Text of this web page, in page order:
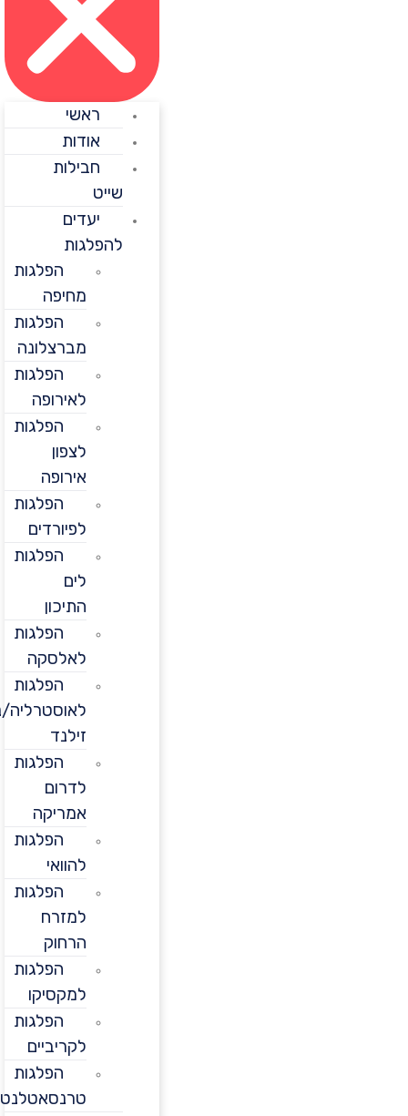
ראשי
אודות
חבילות
יעדים
להפלגות
הפלגות
מחיפה
הפלגות
מברצלונה
הפלגות
לאירופה
הפלגות
אירופה
הפלגות
לפיורדים
הפלגות
התיכון
הפלגות
לאלסקה
הפלגות
לאוסטרליה/ניו
הפלגות
לדרום
אמריקה
הפלגות
הפלגות
למזרח
הרחוק
הפלגות
למקסיקו
הפלגות
לקריביים
הפלגות
טרנסאטלנטיות